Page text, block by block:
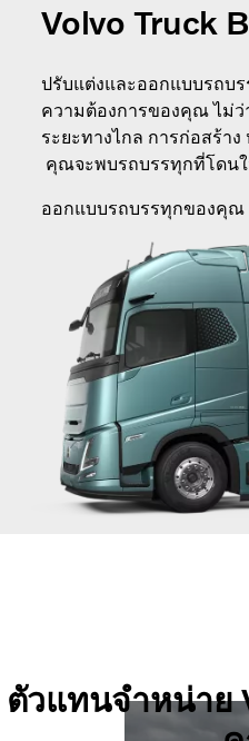
Volvo Truck
ปรับแต่งและออกแบบรถบ
ความต้องการของคุณ ไม่ว่
ระยะทางไกล การก่อสร้า
คุณจะพบรถบรรทุกที่โดน
ออกแบบรถบรรทุกของคุณ
ตัวแทนจำหน่าย